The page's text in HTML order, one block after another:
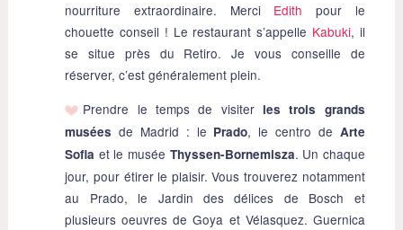
nourriture extraordinaire. Merci Edith pour le
chouette conseil ! Le restaurant s’appelle Kabuki, il
se situe près du Retiro. Je vous conseille de
réserver, c’est généralement plein.
Prendre le temps de visiter les trois grands
musées de Madrid : le Prado, le centro de Arte
Sofia et le musée Thyssen-Bornemisza. Un chaque
jour, pour étirer le plaisir. Vous trouverez notamment
au Prado, le Jardin des délices de Bosch et
plusieurs oeuvres de Goya et Vélasquez. Guernica